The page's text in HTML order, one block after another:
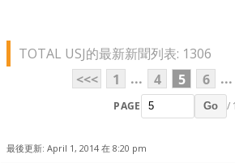
TOTAL USJ的最新新聞列表: 1306
<<<
1 ... 4 5 6 ...
PAGE Go /
最後更新: April 1, 2014 在 8:20 pm